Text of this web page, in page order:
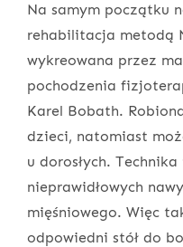
Na samym początku
rehabilitacja metodą
wykreowana przez
pochodzenia
Karel Bobath.
dzieci, natomiast
u dorosłych.
nieprawidłowych
mięśniowego. Więc
odpowiedni stół do